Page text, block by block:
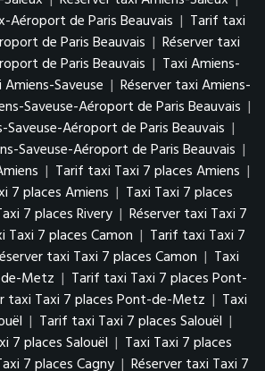
Aéroport de Paris Beauvais | Tarif taxi
de Paris Beauvais | Réserver taxi
de Paris Beauvais | Taxi Amiens-
Saveuse | Réserver taxi Amiens-
Saveuse-Aéroport de Paris Beauvais |
Aéroport de Paris Beauvais |
Saveuse-Aéroport de Paris Beauvais |
| Tarif taxi Taxi 7 places Amiens |
7 places Amiens | Taxi Taxi 7 places
7 places Rivery | Réserver taxi Taxi 7
Taxi 7 places Camon | Tarif taxi Taxi 7
taxi Taxi 7 places Camon | Taxi
Metz | Tarif taxi Taxi 7 places Pont-
taxi Taxi 7 places Pont-de-Metz | Taxi
| Tarif taxi Taxi 7 places Salouël |
7 places Salouël | Taxi Taxi 7 places
7 places Cagny | Réserver taxi Taxi 7